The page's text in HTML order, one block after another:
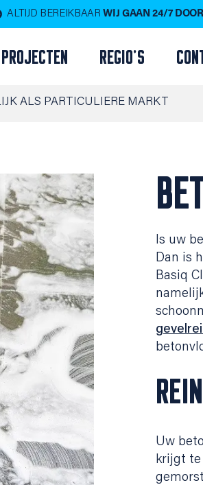
ALTIJD BEREIKBAARWIJ GAAN 24/7 DOOR
PROJECTEN REGIO'S
ALS PARTICULIERE MARKT
Is uw
Dan is
Basiq
Uw
krijgt te